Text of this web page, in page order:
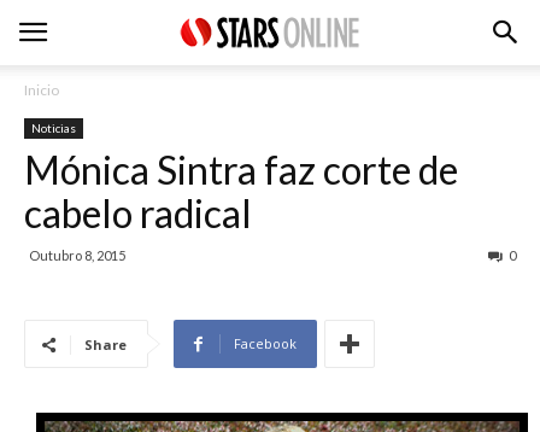
Inicio
Noticias
Mónica Sintra faz corte de
cabelo radical
Outubro 8, 2015 0
Share Facebook